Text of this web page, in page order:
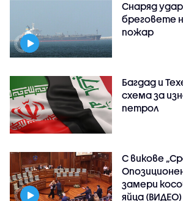
Снаряд
бреговете
пожар
Багдад и
схема за
петрол
С викове
замери
яйца (ВИДЕО)